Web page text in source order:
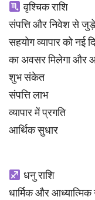
वृश्चिक राशि
संपत्ति और निवेश से
सहयोग व्यापार को नई
का अवसर मिलेगा और
शुभ संकेत
संपत्ति लाभ
व्यापार में प्रगति
आर्थिक सुधार
धनु राशि
धार्मिक और आध्यात्मिक